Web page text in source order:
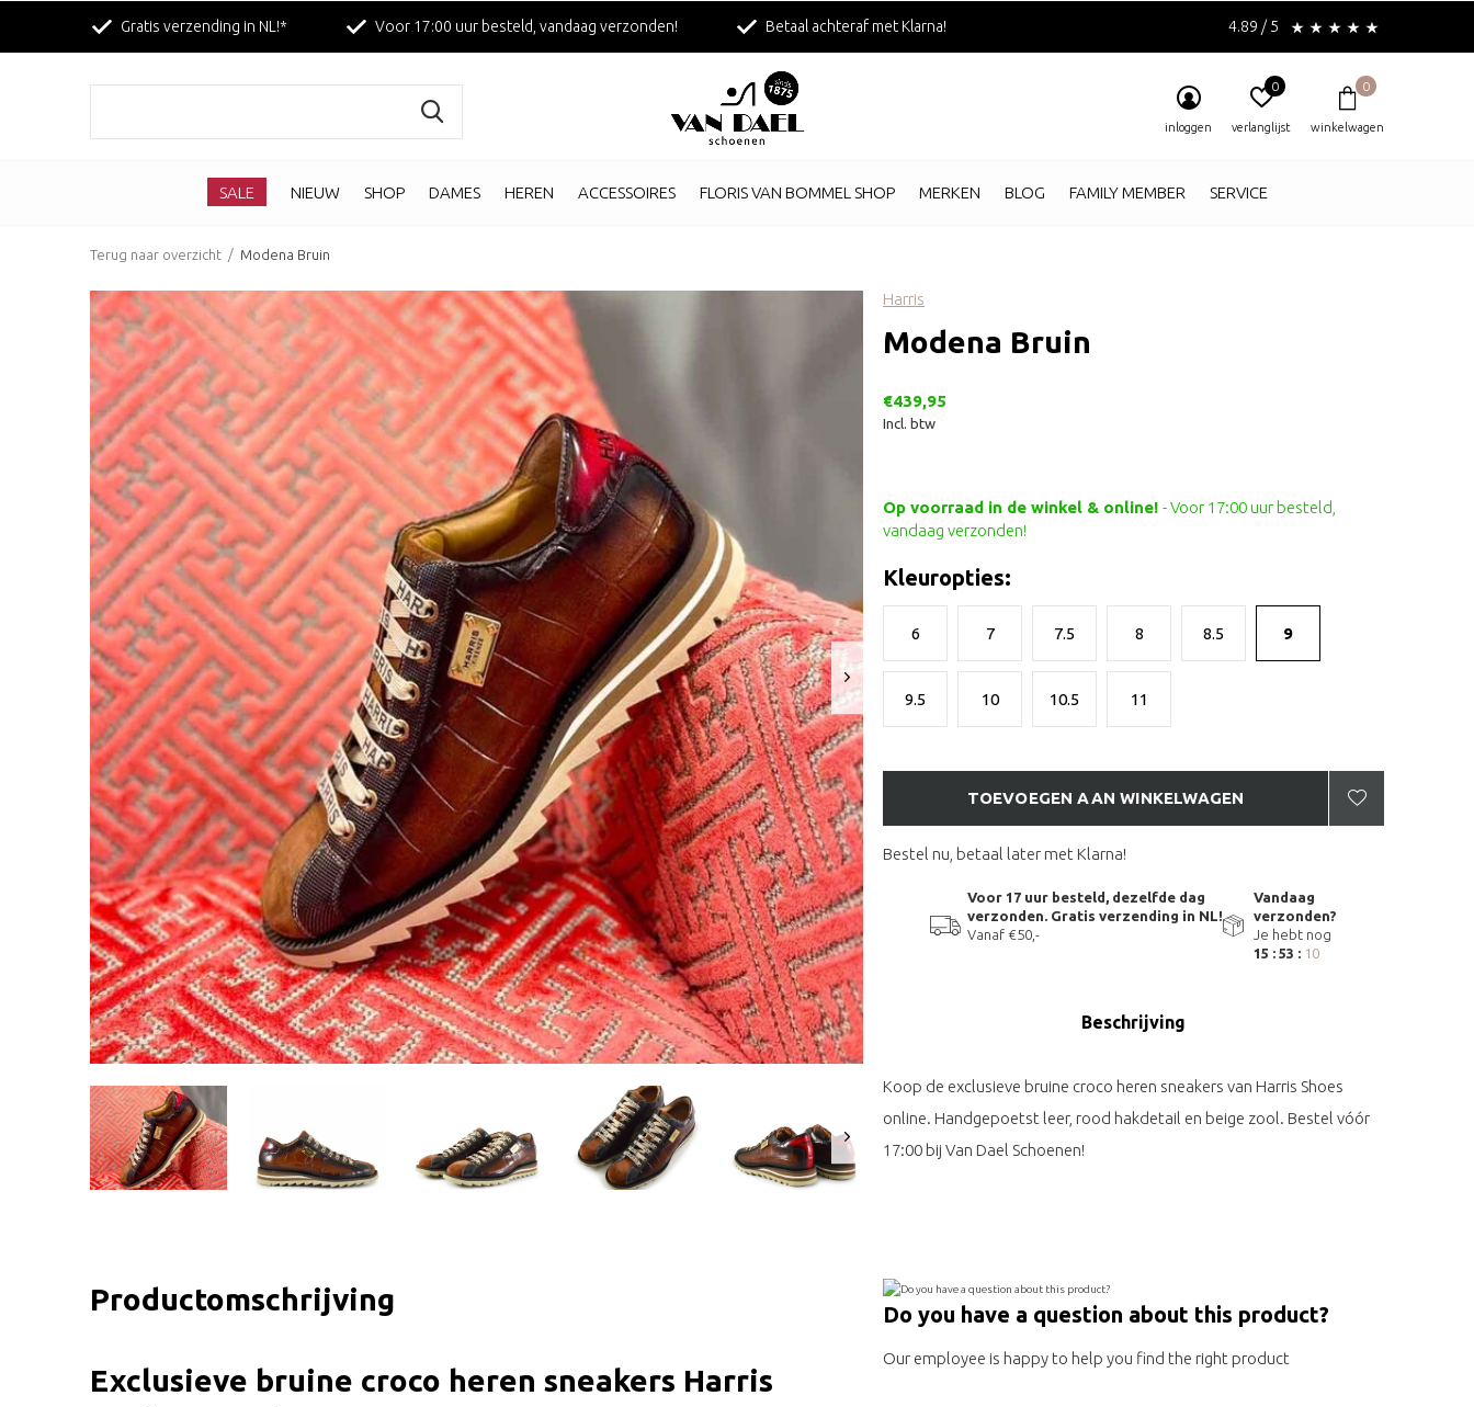
SALE NIEUW SHOP DAMES HEREN ACCESSOIRES FLORIS VAN BOMMEL SHOP MERKEN BLOG FAMILY MEMBER SERVICE
inloggen verlanglijst
0
winkelwagen
0
Gratis verzending in NL!* Voor 17:00 uur besteld, vandaag verzonden! Betaal achteraf met Klarna! 4.89 / 5
Terug naar overzicht Modena Bruin
Harris
Modena Bruin
€439,95
Incl. btw
Op voorraad in de winkel & online! - Voor 17:00 uur besteld,
vandaag verzonden!
Kleuropties:
6 7 7.5 8 8.5 9
9.5 10 10.5 11
TOEVOEGEN AAN WINKELWAGEN
Bestel nu, betaal later met Klarna!
Voor 17 uur besteld, dezelfde dag
verzonden. Gratis verzending in NL!
Vanaf €50,-
Vandaag
verzonden?
Je hebt nog
15 : 53 : 09
Beschrijving
Koop de exclusieve bruine croco heren sneakers van Harris Shoes
online. Handgepoetst leer, rood hakdetail en beige zool. Bestel vóór
17:00 bij Van Dael Schoenen!
Productomschrijving
Exclusieve bruine croco heren sneakers Harris
Do you have a question about this product?
Our employee is happy to help you find the right product